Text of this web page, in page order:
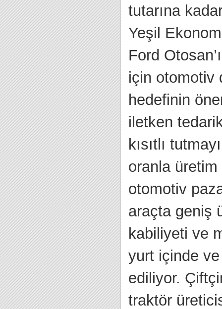
tutarına
Yeşil
Ford
için otomotiv
hedefinin
iletken
kısıtlı
oranla üretim
otomotiv
araçta geniş
kabiliyeti ve
yurt içinde
ediliyor.
traktör